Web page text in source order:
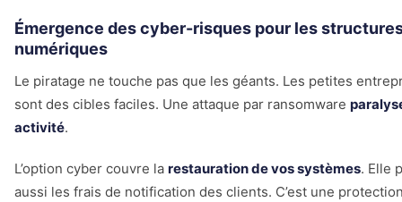
Émergence des cyber-risques pour les
numériques
Le piratage ne touche pas que les géants. Les petites
sont des cibles faciles. Une attaque par ransomware
activité.
L’option cyber couvre la restauration de vos systèmes. Elle
aussi les frais de notification des clients. C’est une